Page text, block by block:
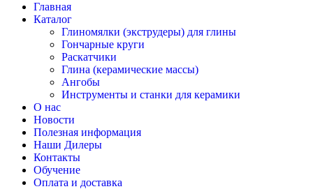
Главная
Каталог
Глиномялки (экструдеры) для глины
Гончарные круги
Раскатчики
Глина (керамические массы)
Ангобы
Инструменты и станки для керамики
О нас
Новости
Полезная информация
Наши Дилеры
Контакты
Обучение
Оплата и доставка